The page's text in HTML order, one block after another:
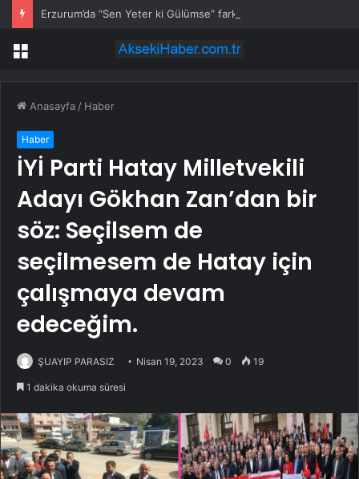
Erzurum’da “Sen Yeter ki Gülümse” farkındalığı
Menü
Anasayfa / Haber
Haber
İYİ Parti Hatay Milletvekili
Adayı Gökhan Zan’dan bir
söz: Seçilsem de
seçilmesem de Hatay için
çalışmaya devam
edeceğim.
ŞUAYIP PARASIZ Nisan 19, 2023 0 19
1 dakika okuma süresi